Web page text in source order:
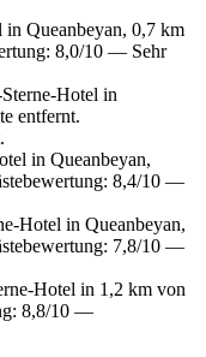
Queanbeyan, 0,7 km
8,0/10 — Sehr
Hotel in
entfernt.
in Queanbeyan,
8,4/10 —
Hotel in Queanbeyan,
7,8/10 —
Hotel in 1,2 km von
8,8/10 —